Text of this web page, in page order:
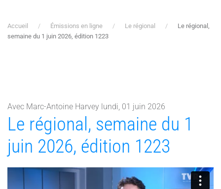
Accueil Émissions en ligne Le régional
Le régional,
semaine du 1 juin 2026, édition 1223
Avec Marc-Antoine Harvey lundi, 01 juin 2026
Le régional, semaine du 1
juin 2026, édition 1223